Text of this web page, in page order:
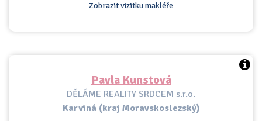
Zobrazit vizitku makléře
Pavla Kunstová
DĚLÁME REALITY SRDCEM s.r.o.
Karviná (kraj Moravskoslezský)